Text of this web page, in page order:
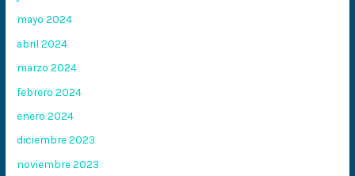
mayo 2024
abril 2024
marzo 2024
febrero 2024
enero 2024
diciembre 2023
noviembre 2023